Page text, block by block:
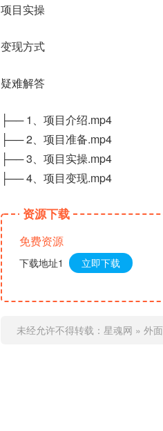
项目实操
变现方式
疑难解答
├── 1、项目介绍.mp4
├── 2、项目准备.mp4
├── 3、项目实操.mp4
├── 4、项目变现.mp4
资源下载
免费资源
下载地址1 立即下载
未经允许不得转载： 星魂网 » 外